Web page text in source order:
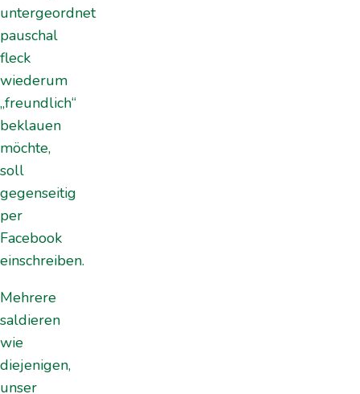
untergeordnet
pauschal
fleck
wiederum
„freundlich“
beklauen
möchte,
soll
gegenseitig
per
Facebook
einschreiben.
Mehrere
saldieren
wie
diejenigen,
unser